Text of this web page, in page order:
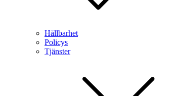
Hållbarhet
Policys
Tjänster